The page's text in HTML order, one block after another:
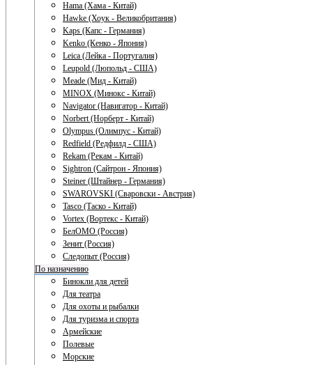
Hama (Хама - Китай)
Hawke (Хоук - Великобритания)
Kaps (Капс - Германия)
Kenko (Кенко - Япония)
Leica (Лейка - Португалия)
Leupold (Люпольд - США)
Meade (Мид - Китай)
MINOX (Минокс - Китай)
Navigator (Навигатор - Китай)
Norbert (Норберт - Китай)
Olympus (Олимпус - Китай)
Redfield (Редфилд - США)
Rekam (Рекам - Китай)
Sightron (Сайтрон - Япония)
Steiner (Штайнер - Германия)
SWAROVSKI (Сваровски - Австрия)
Tasco (Таско - Китай)
Vortex (Вортекс - Китай)
БелОМО (Россия)
Зенит (Россия)
Следопыт (Россия)
По назначению
Бинокли для детей
Для театра
Для охоты и рыбалки
Для туризма и спорта
Армейские
Полевые
Морские